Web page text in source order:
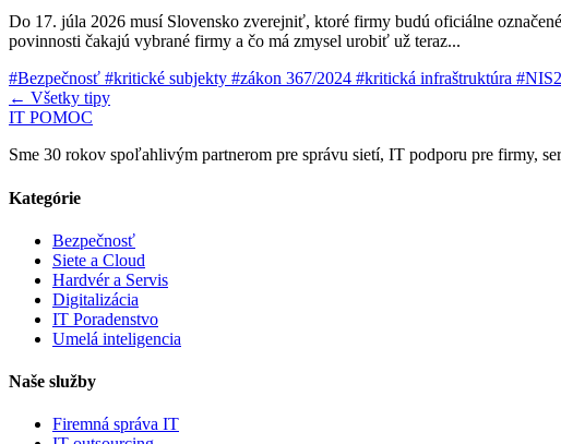
Do 17. júla 2026 musí Slovensko zverejniť, ktoré firmy budú oficiálne
povinnosti čakajú vybrané firmy a čo má zmysel urobiť už teraz...
#Bezpečnosť #kritické subjekty #zákon 367/2024 #kritická infraštruktúra #NIS2
← Všetky tipy
IT POMOC
Sme 30 rokov spoľahlivým partnerom pre správu sietí, IT podporu pre firmy,
Kategórie
Bezpečnosť
Siete a Cloud
Hardvér a Servis
Digitalizácia
IT Poradenstvo
Umelá inteligencia
Naše služby
Firemná správa IT